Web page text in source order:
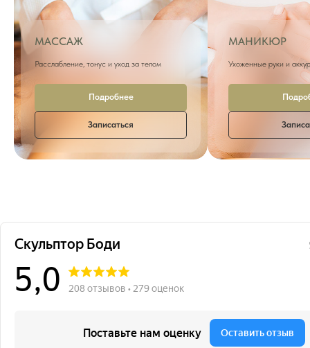
МАССАЖ
Расслабление, тонус и уход за телом
Подробнее
Записаться
МАНИКЮР
Ухоженные руки и